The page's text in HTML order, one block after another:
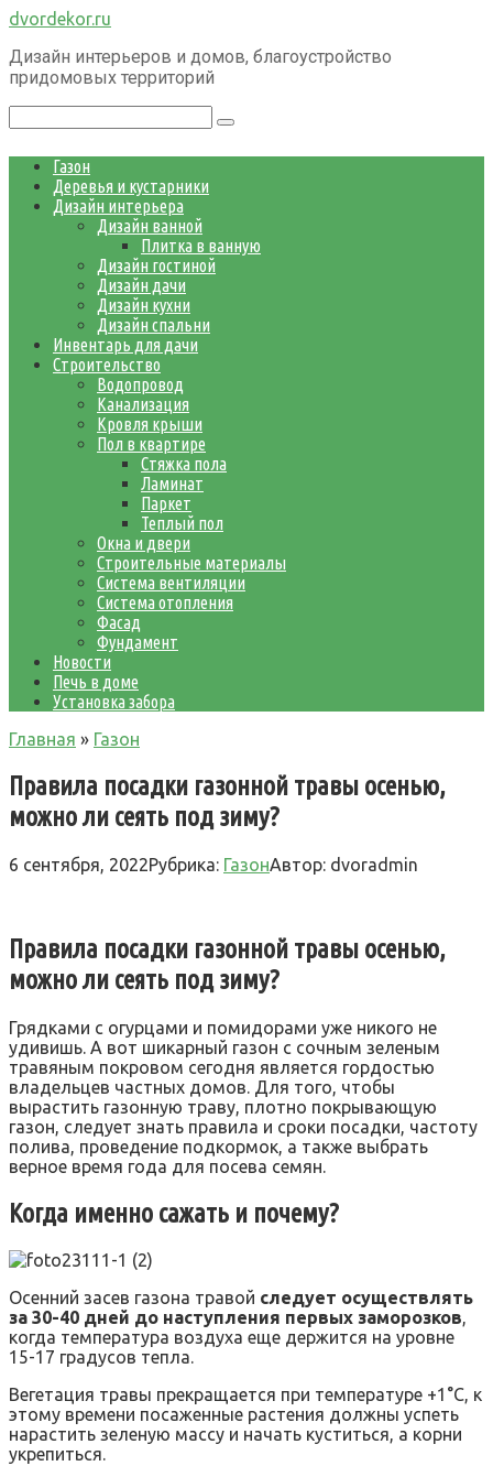
Перейти
контенту
dvordekor.ru
Дизайн интерьеров и домов, благоустройство
придомовых территорий
Газон
Деревья и кустарники
Дизайн интерьера
Дизайн ванной
Плитка в ванную
Дизайн гостиной
Дизайн дачи
Дизайн кухни
Дизайн спальни
Инвентарь для дачи
Строительство
Водопровод
Канализация
Кровля крыши
Пол в квартире
Стяжка пола
Ламинат
Паркет
Теплый пол
Окна и двери
Строительные материалы
Система вентиляции
Система отопления
Фасад
Фундамент
Новости
Печь в доме
Установка забора
Главная » Газон
Правила посадки газонной травы осенью,
можно ли сеять под зиму?
6 сентября, 2022Рубрика: ГазонАвтор: dvoradmin
Правила посадки газонной травы осенью,
можно ли сеять под зиму?
Грядками с огурцами и помидорами уже никого не
удивишь. А вот шикарный газон с сочным зеленым
травяным покровом сегодня является гордостью
владельцев частных домов. Для того, чтобы
вырастить газонную траву, плотно покрывающую
газон, следует знать правила и сроки посадки, частоту
полива, проведение подкормок, а также выбрать
верное время года для посева семян.
Когда именно сажать и почему?
Осенний засев газона травой следует осуществлять
за 30-40 дней до наступления первых заморозков,
когда температура воздуха еще держится на уровне
15-17 градусов тепла.
Вегетация травы прекращается при температуре +1°С, к
этому времени посаженные растения должны успеть
нарастить зеленую массу и начать куститься, а корни
укрепиться.